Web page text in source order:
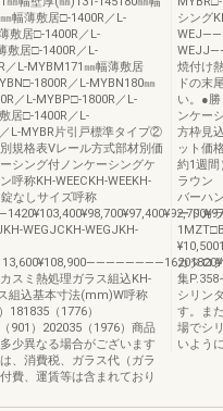
幅薄敷居□-1400R／L-
敷居□-1400R／L-
敷居□-1400R／L-
／L-MYBM171㎜幅薄敷居
1800R／L-MYBN180㎜
／L-MYBP□-1800R／L-
居□-1400R／L-
L-MYBR片引戸標準タイプ②
規格表Vレール方式部材別価
シング付ノンケーシングケ
呼称KH-WEECKH-WEEKH-
錠なしサイズ呼称
WEGJCKH-WEGJKH-
スミ熱処理ガラス組込KH-
組込基本寸法(mm)W呼称
181835（1776）
901）202035（1976）商品
少異なる場合がございます
、消費税、ガラス代（ガラ
費、運賃等は含まれており
シング
焼付け
ドの末
い。●
ンケー
方枠見
ット価
約1週
ラウン
バーハ
ードカ
カタロ
集
シリン
す。ま
場でシ
いよう